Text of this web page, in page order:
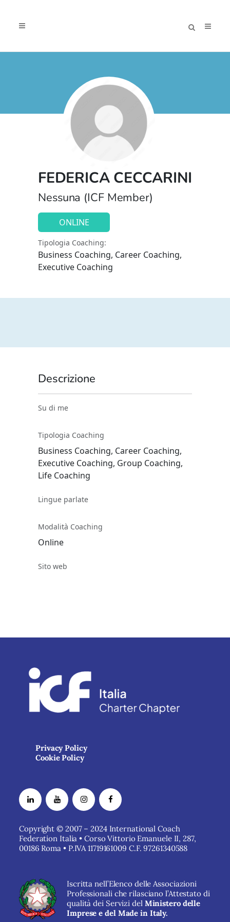
FEDERICA CECCARINI
Nessuna (ICF Member)
ONLINE
Tipologia Coaching:
Business Coaching, Career Coaching,
Executive Coaching
Descrizione
Su di me
Tipologia Coaching
Business Coaching, Career Coaching,
Executive Coaching, Group Coaching,
Life Coaching
Lingue parlate
Modalità Coaching
Online
Sito web
Privacy Policy
Cookie Policy
Copyright © 2007 – 2024 International Coach
Federation Italia • Corso Vittorio Emanuele II, 287,
00186 Roma • P.IVA 11719161009 C.F. 97261340588
Iscritta nell’Elenco delle Associazioni
Professionali che rilasciano l’Attestato di
qualità dei Servizi del Ministero delle
Imprese e del Made in Italy.